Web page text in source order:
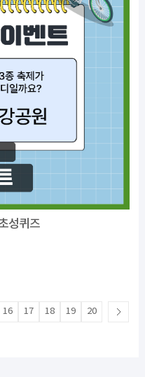
성퀴즈
16 17 18 19 20